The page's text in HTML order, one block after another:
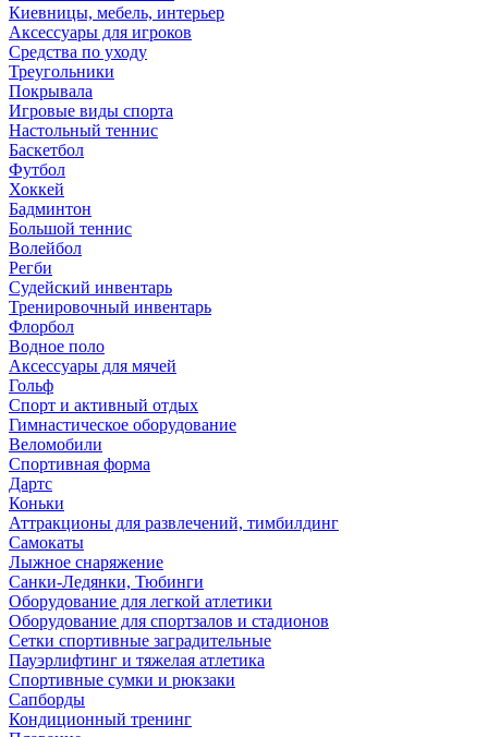
Киевницы, мебель, интерьер
Аксессуары для игроков
Средства по уходу
Треугольники
Покрывала
Игровые виды спорта
Настольный теннис
Баскетбол
Футбол
Хоккей
Бадминтон
Большой теннис
Волейбол
Регби
Судейский инвентарь
Тренировочный инвентарь
Флорбол
Водное поло
Аксессуары для мячей
Гольф
Спорт и активный отдых
Гимнастическое оборудование
Веломобили
Спортивная форма
Дартс
Коньки
Аттракционы для развлечений, тимбилдинг
Самокаты
Лыжное снаряжение
Санки-Ледянки, Тюбинги
Оборудование для легкой атлетики
Оборудование для спортзалов и стадионов
Сетки спортивные заградительные
Пауэрлифтинг и тяжелая атлетика
Спортивные сумки и рюкзаки
Сапборды
Кондиционный тренинг